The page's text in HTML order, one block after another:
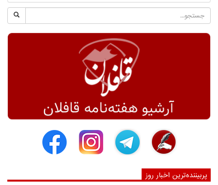
پربیننده‌ترین اخبار روز